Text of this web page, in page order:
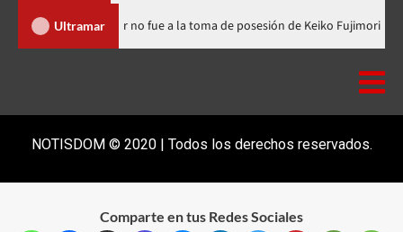
Ultramar Luis Abinader no fue a la toma de posesión de Keiko
NOTISDOM © 2020 | Todos los derechos reservados.
Comparte en tus Redes Sociales